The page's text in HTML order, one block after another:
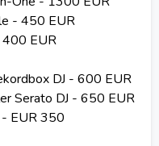
- 450 EUR
EUR
DJ - 600 EUR
Serato DJ - 650 EUR
- EUR 350